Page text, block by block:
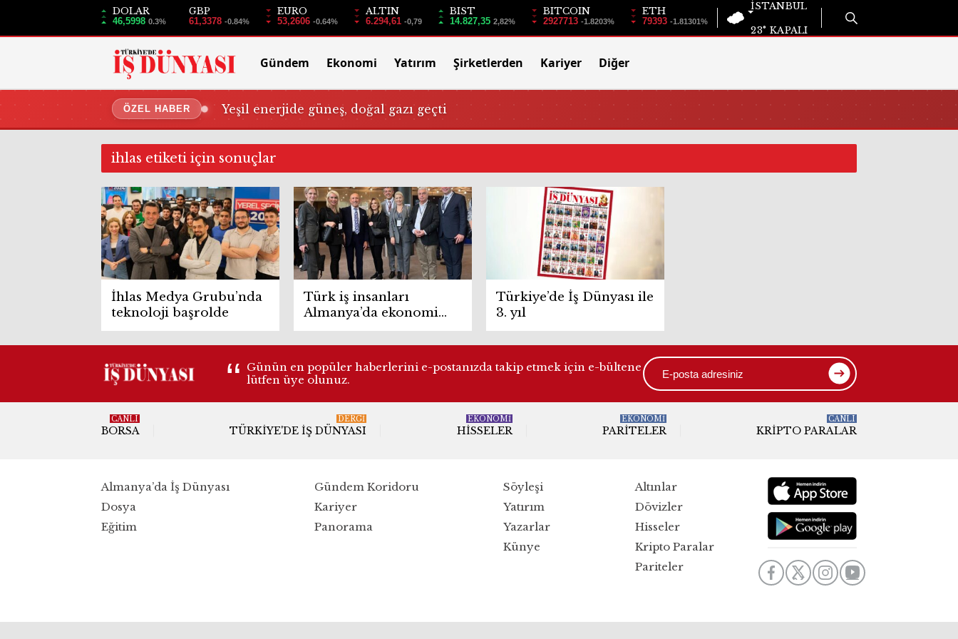
DOLAR
46,5998 0.3%
GBP
61,3378 -0.84%
EURO
53,2606 -0.64%
ALTIN
6.294,61 -0,79
BIST
14.827,35 2,82%
BITCOIN
2927713 -1.8203%
ETH
79393 -1.81301%
İSTANBUL
23° KAPALI
Gündem Ekonomi Yatırım Şirketlerden Kariyer Diğer
ÖZEL HABER Yeşil enerjide güneş, doğal gazı geçti
ihlas etiketi için sonuçlar
İhlas Medya Grubu’nda
teknoloji başrolde
Türk iş insanları
Almanya’da ekonomi
gündemini belirleyecek!
Gururlandıran Almanya
çıkarması
Türkiye’de İş Dünyası ile
3. yıl
Günün en popüler haberlerini e-postanızda takip etmek için e-bültene
lütfen üye olunuz.
BORSA
CANLI
TÜRKIYE'DE İŞ DÜNYASI
DERGI
HISSELER
EKONOMİ
PARITELER
EKONOMİ
KRIPTO PARALAR
CANLI
Almanya’da İş Dünyası
Dosya
Eğitim
Gündem Koridoru
Kariyer
Panorama
Söyleşi
Yatırım
Yazarlar
Künye
Altınlar
Dövizler
Hisseler
Kripto Paralar
Pariteler